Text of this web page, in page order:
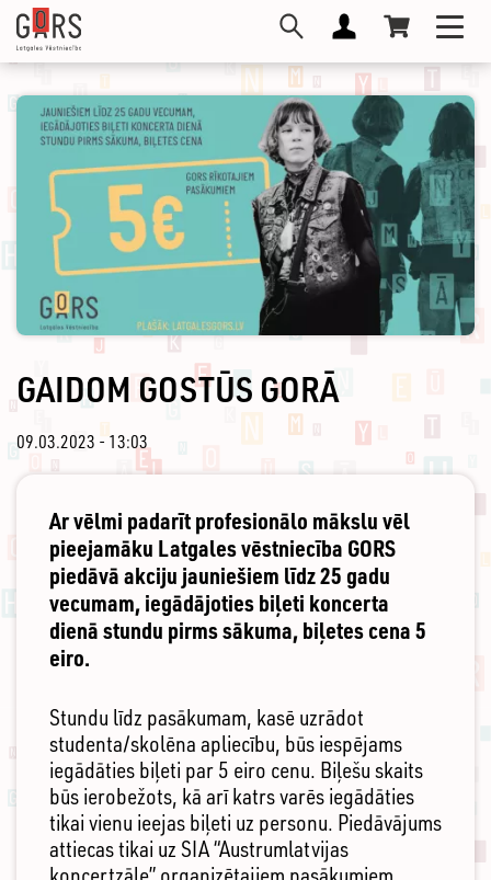
Skip
main
content
GAIDOM GOSTŪS GORĀ
09.03.2023 - 13:03
Ar vēlmi padarīt profesionālo mākslu vēl
pieejamāku Latgales vēstniecība GORS
piedāvā akciju jauniešiem līdz 25 gadu
vecumam, iegādājoties biļeti koncerta
dienā stundu pirms sākuma, biļetes cena 5
eiro.
Stundu līdz pasākumam, kasē uzrādot
studenta/skolēna apliecību, būs iespējams
iegādāties biļeti par 5 eiro cenu. Biļešu skaits
būs ierobežots, kā arī katrs varēs iegādāties
tikai vienu ieejas biļeti uz personu. Piedāvājums
attiecas tikai uz SIA “Austrumlatvijas